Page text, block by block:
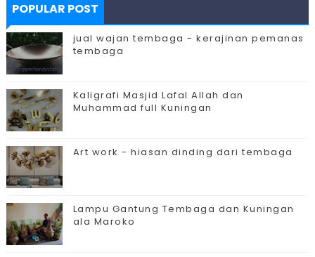
POPULAR POST
jual wajan tembaga - kerajinan pemanas
tembaga
Kaligrafi Masjid Lafal Allah dan
Muhammad full Kuningan
Art work - hiasan dinding dari tembaga
Lampu Gantung Tembaga dan Kuningan
ala Maroko